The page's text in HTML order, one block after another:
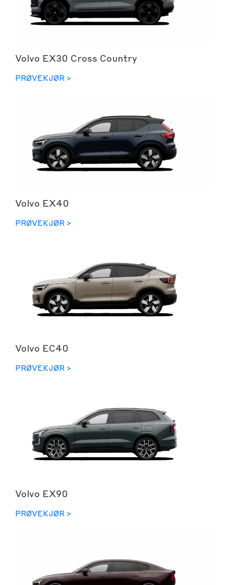
Volvo EX30 Cross Country
PRØVEKJØR >
Volvo EX40
PRØVEKJØR >
Volvo EC40
PRØVEKJØR >
Volvo EX90
PRØVEKJØR >